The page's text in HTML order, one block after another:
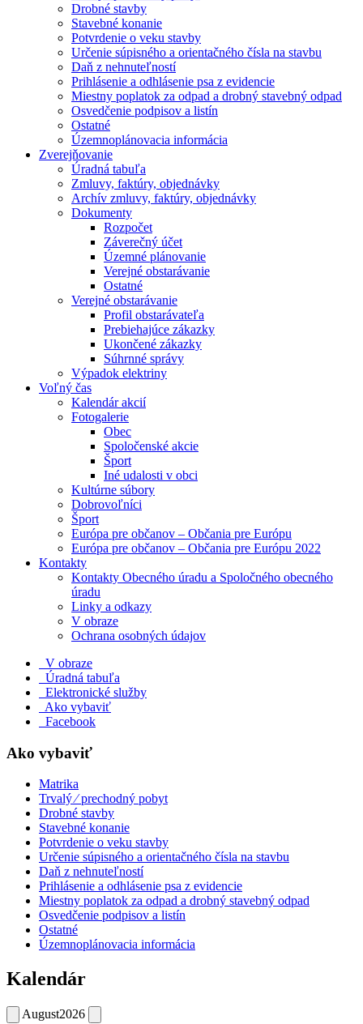
Drobné stavby
Stavebné konanie
Potvrdenie o veku stavby
Určenie súpisného a orientačného čísla na stavbu
Daň z nehnuteľností
Prihlásenie a odhlásenie psa z evidencie
Miestny poplatok za odpad a drobný stavebný odpad
Osvedčenie podpisov a listín
Ostatné
Územnoplánovacia informácia
Zverejňovanie
Úradná tabuľa
Zmluvy, faktúry, objednávky
Archív zmluvy, faktúry, objednávky
Dokumenty
Rozpočet
Záverečný účet
Územné plánovanie
Verejné obstarávanie
Ostatné
Verejné obstarávanie
Profil obstarávateľa
Prebiehajúce zákazky
Ukončené zákazky
Súhrnné správy
Výpadok elektriny
Voľný čas
Kalendár akcií
Fotogalerie
Obec
Spoločenské akcie
Šport
Iné udalosti v obci
Kultúrne súbory
Dobrovoľníci
Šport
Európa pre občanov – Občania pre Európu
Európa pre občanov – Občania pre Európu 2022
Kontakty
Kontakty Obecného úradu a Spoločného obecného
úradu
Linky a odkazy
V obraze
Ochrana osobných údajov
V obraze
Úradná tabuľa
Elektronické služby
Ako vybaviť
Facebook
Ako vybaviť
Matrika
Trvalý ⁄ prechodný pobyt
Drobné stavby
Stavebné konanie
Potvrdenie o veku stavby
Určenie súpisného a orientačného čísla na stavbu
Daň z nehnuteľností
Prihlásenie a odhlásenie psa z evidencie
Miestny poplatok za odpad a drobný stavebný odpad
Osvedčenie podpisov a listín
Ostatné
Územnoplánovacia informácia
Kalendár
August2026